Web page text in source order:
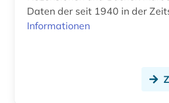
Daten der seit 1940 in der
Informationen